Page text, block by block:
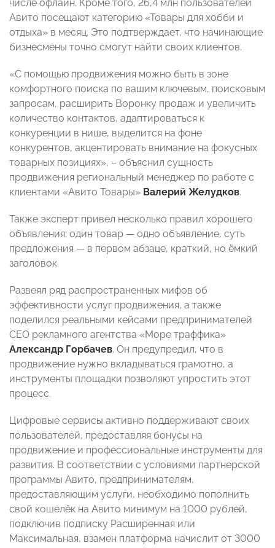
числе офлайн. Кроме того, 26,4 млн пользователей
Авито посещают категорию «Товары для хобби и
отдыха» в месяц. Это подтверждает, что начинающие
бизнесмены точно смогут найти своих клиентов.
«С помощью продвижения можно быть в зоне
комфортного поиска по вашим ключевым, поисковым
запросам, расширить Воронку продаж и увеличить
количество контактов, адаптироваться к
конкуренции в нише, выделится на фоне
конкурентов, акцентировать внимание на фокусных
товарных позициях», – объяснил сущность
продвижения региональный менеджер по работе с
клиентами «Авито Товары» Валерий Желудков.
Также эксперт привел несколько правил хорошего
объявления: один товар — одно объявление, суть
предложения — в первом абзаце, краткий, но ёмкий
заголовок.
Развеял ряд распространенных мифов об
эффективности услуг продвижения, а также
поделился реальными кейсами предпринимателей
CEO рекламного агентства «Море траффика»
Александр Горбачев. Он предупредил, что в
продвижение нужно вкладываться грамотно, а
инструменты площадки позволяют упростить этот
процесс.
Цифровые сервисы активно поддерживают своих
пользователей, предоставляя бонусы на
продвижение и профессиональные инструменты для
развития. В соответствии с условиями партнерской
программы Авито, предпринимателям,
предоставляющим услуги, необходимо пополнить
свой кошелёк на Авито минимум на 1000 рублей,
подключив подписку Расширенная или
Максимальная, взамен платформа начислит от 3000